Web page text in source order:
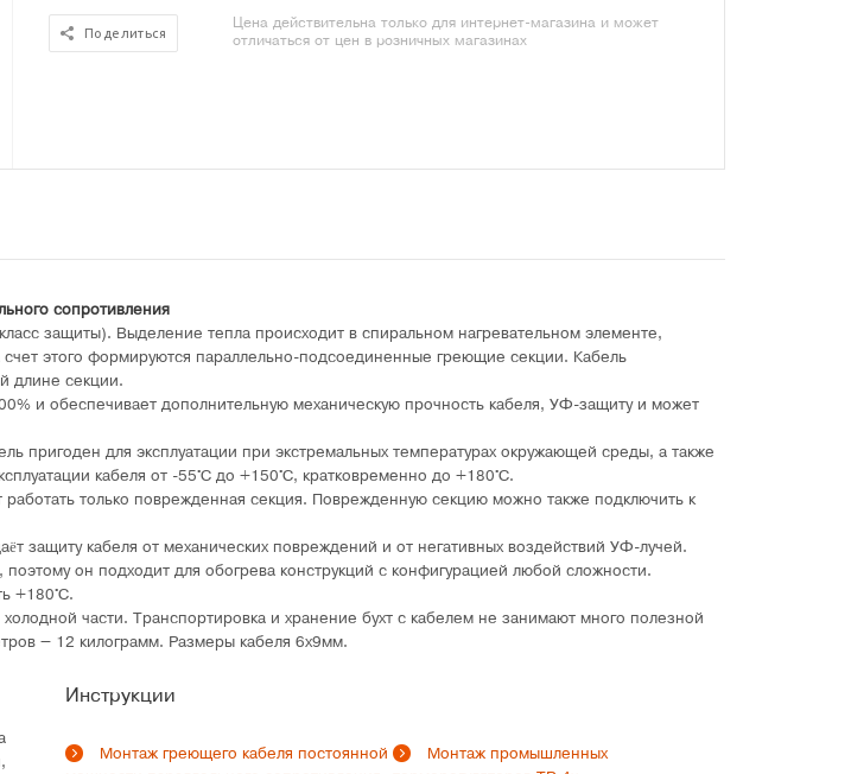
Поделиться
Цена действительна только для интернет-магазина и может
отличаться от цен в розничных магазинах
сопротивления
защиты). Выделение тепла происходит в спиральном нагревательном элементе,
этого формируются параллельно-подсоединенные греющие секции. Кабель
длине секции.
и обеспечивает дополнительную механическую прочность кабеля, УФ-защиту и может
пригоден для эксплуатации при экстремальных температурах окружающей среды, а также
кабеля от -55°C до +150°C, кратковременно до +180°C.
только поврежденная секция. Поврежденную секцию можно также подключить к
защиту кабеля от механических повреждений и от негативных воздействий УФ-лучей.
он подходит для обогрева конструкций с конфигурацией любой сложности.
+180°C.
части. Транспортировка и хранение бухт с кабелем не занимают много полезной
– 12 килограмм. Размеры кабеля 6х9мм.
Инструкции
Монтаж греющего кабеля постоянной
Монтаж промышленных